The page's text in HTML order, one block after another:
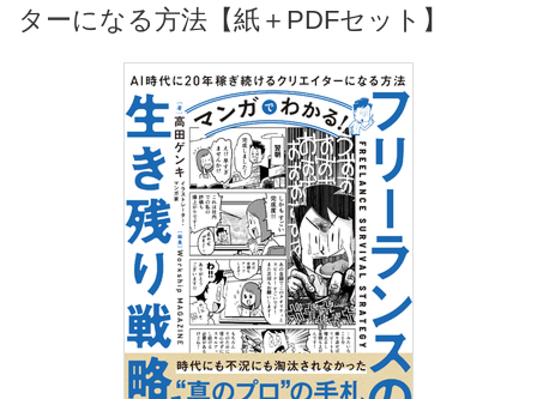
ターになる方法【紙＋PDFセット】